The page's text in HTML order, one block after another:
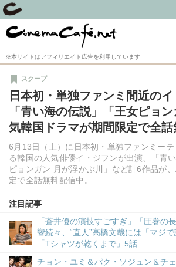
※本サイトはアフィリエイト広告を利用しています
日本初・単独ファンミ間近の
「青い海の伝説」「王女ピョ
気韓国ドラマが期間限定で全
6月13日（土）に日本初・単独ファンミー
る韓国の人気俳優イ・ジフンが出演、「青
ピョンガン 月が浮かぶ川」など計6作品が
定で全話無料配信中。
スクープ
注目記事
「蒼井優の演技すごすぎ」「圧巻の
響続々、“直人”高橋文哉には「マジ
「Tシャツが乾くまで」5話
チョン・ユミ＆パク・ソジュン＆チ